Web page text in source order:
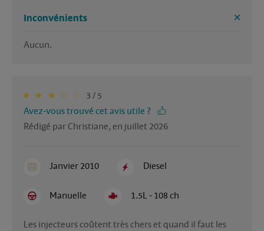
Inconvénients
Aucun.
3 / 5
Avez-vous trouvé cet avis utile ?
Rédigé par Christiane, en juillet 2026
Janvier 2010 Diesel
Manuelle 1.5L - 108 ch
Les injecteurs coûtent très chers et quand il faut les